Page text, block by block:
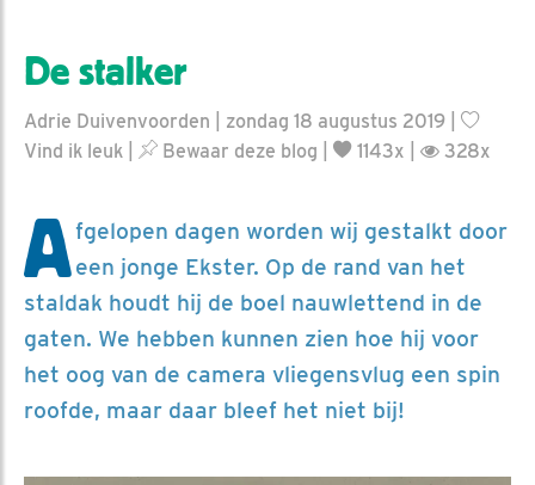
De stalker
Adrie Duivenvoorden | zondag 18 augustus 2019 |
Vind ik leuk
Bewaar deze blog 1143x | 328x
Afgelopen dagen worden wij gestalkt door
een jonge Ekster. Op de rand van het
staldak houdt hij de boel nauwlettend in de
gaten. We hebben kunnen zien hoe hij voor
het oog van de camera vliegensvlug een spin
roofde, maar daar bleef het niet bij!